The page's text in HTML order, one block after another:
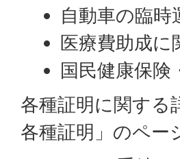
自動車の臨時
医療費助成に
国民健康保険
各種証明に関する
各種証明」のペー